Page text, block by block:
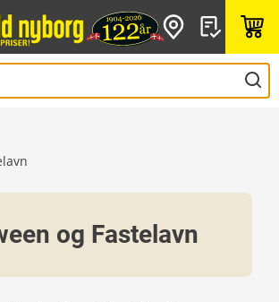
og Fastelavn